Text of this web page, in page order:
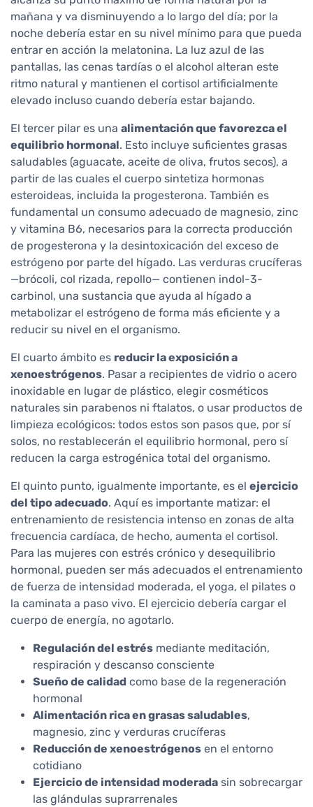
mañana y va disminuyendo a lo largo del día; por la
noche debería estar en su nivel mínimo para que pueda
entrar en acción la melatonina. La luz azul de las
pantallas, las cenas tardías o el alcohol alteran este
ritmo natural y mantienen el cortisol artificialmente
elevado incluso cuando debería estar bajando.
El tercer pilar es una alimentación que favorezca el
equilibrio hormonal. Esto incluye suficientes grasas
saludables (aguacate, aceite de oliva, frutos secos), a
partir de las cuales el cuerpo sintetiza hormonas
esteroideas, incluida la progesterona. También es
fundamental un consumo adecuado de magnesio, zinc
y vitamina B6, necesarios para la correcta producción
de progesterona y la desintoxicación del exceso de
estrógeno por parte del hígado. Las verduras crucíferas
—brócoli, col rizada, repollo— contienen indol-3-
carbinol, una sustancia que ayuda al hígado a
metabolizar el estrógeno de forma más eficiente y a
reducir su nivel en el organismo.
El cuarto ámbito es reducir la exposición a
xenoestrógenos. Pasar a recipientes de vidrio o acero
inoxidable en lugar de plástico, elegir cosméticos
naturales sin parabenos ni ftalatos, o usar productos de
limpieza ecológicos: todos estos son pasos que, por sí
solos, no restablecerán el equilibrio hormonal, pero sí
reducen la carga estrogénica total del organismo.
El quinto punto, igualmente importante, es el ejercicio
del tipo adecuado. Aquí es importante matizar: el
entrenamiento de resistencia intenso en zonas de alta
frecuencia cardíaca, de hecho, aumenta el cortisol.
Para las mujeres con estrés crónico y desequilibrio
hormonal, pueden ser más adecuados el entrenamiento
de fuerza de intensidad moderada, el yoga, el pilates o
la caminata a paso vivo. El ejercicio debería cargar el
cuerpo de energía, no agotarlo.
Regulación del estrés mediante meditación,
respiración y descanso consciente
Sueño de calidad como base de la regeneración
hormonal
Alimentación rica en grasas saludables,
magnesio, zinc y verduras crucíferas
Reducción de xenoestrógenos en el entorno
cotidiano
Ejercicio de intensidad moderada sin sobrecargar
las glándulas suprarrenales